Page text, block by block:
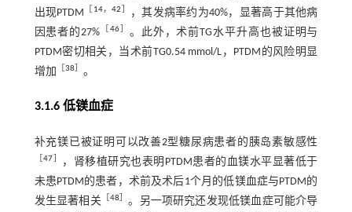
出现PTDM
14，42
，其发病率约为40%，显著高于其他病
因患者的27% ［46
。此外，术前TG水平升高也被证明与
PTDM密切相关，当术前TG0.54 mmol/L，PTDM的风险明显
增加
38 。
3.1.6 低镁血症
补充镁已被证明可以改善2型糖尿病患者的胰岛素敏感性
［47
，肾移植研究也表明PTDM患者的血镁水平显著低于
未患PTDM的患者，术前及术后1个月的低镁血症与PTDM的
发生显著相关
48
。另一项研究还发现低镁血症可能介导